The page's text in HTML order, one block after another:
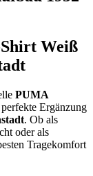
Weiß
PUMA
Ergänzung
. Ob als
oder als
Tragekomfort